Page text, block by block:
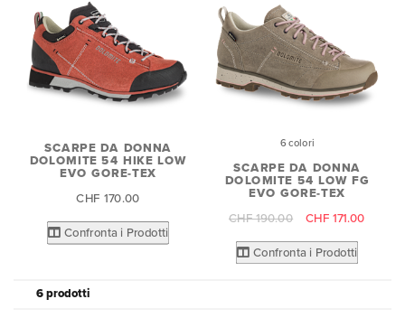
SCARPE DA DONNA
DOLOMITE 54 HIKE LOW
EVO GORE-TEX
CHF 170.00
Confronta i Prodotti
6 colori
SCARPE DA DONNA
DOLOMITE 54 LOW FG
EVO GORE-TEX
CHF 190.00
CHF 171.00
Confronta i Prodotti
6 prodotti